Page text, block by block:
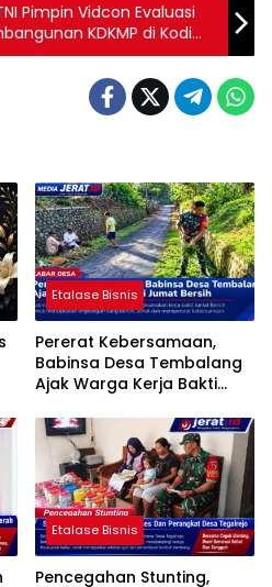
Pimpin Vidcon Evaluasi
KDKMP di Kodim
Etalase Bisnis
Pererat Kebersamaan,
Babinsa Desa Tembalang
Ajak Warga Kerja Bakti
Etalase Bisnis
Pencegahan Stunting,